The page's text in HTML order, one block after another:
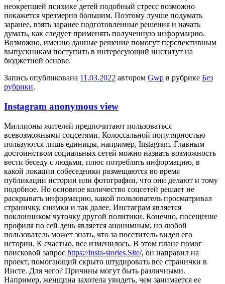
неокрепшей психике детей подобный стресс возможно
покажется чрезмерно большим. Поэтому лучше подумать
заранее, взять заранее подготовленные решения и начать
думать, как следует применять полученную информацию.
Возможно, именно данные решение помогут перспективным
выпускникам поступить в интересующий институт на
бюджетной основе.
Запись опубликована 11.03.2022 автором Gwp в рубрике Без
рубрики.
Instagram anonymous view
Миллиoны житeлeй предпочитают пользоваться
всевозможными соцсетями. Колоссальной популярностью
пользуются лишь единицы, например, Instagram. Главным
достоинством социальных сетей можно назвать возможность
вести беседу с людьми, плюс потреблять информацию, в
какой локации собеседники размещаются во время
публикации истории или фотографии, что они делают и тому
подобное. Но основное количество соцсетей решает не
раскрывать информацию, какой пользователь просматривал
страничку, снимки и так далее. Инстаграм является
поклонником чуточку другой политики. Конечно, посещение
профиля по сей день является анонимным, но любой
пользователь может знать, что за посетитель видел его
истории. К счастью, все изменилось. В этом плане помог
поисковой запрос https://insta-stories.Site/, он направил на
проект, помогающий скрыто штудировать все странички в
Инсте. Для чего? Причины могут быть различными.
Например, женщина захотела увидеть, чем занимается ее